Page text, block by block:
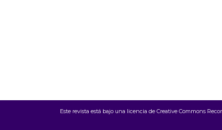
Este revista está bajo una licencia de Creative Commons